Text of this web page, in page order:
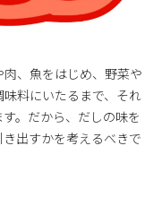
肉、魚をはじめ、野菜や
料にいたるまで、それ
。だから、だしの味を
出すかを考えるべきで